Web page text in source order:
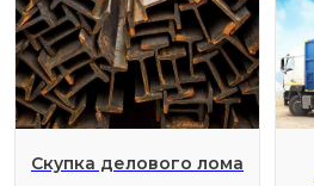
Скупка делового лома